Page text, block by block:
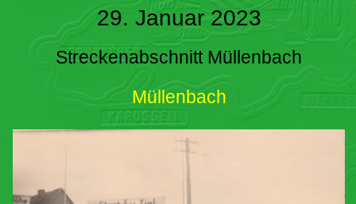
29. Januar 2023
Streckenabschnitt Müllenbach
Müllenbach